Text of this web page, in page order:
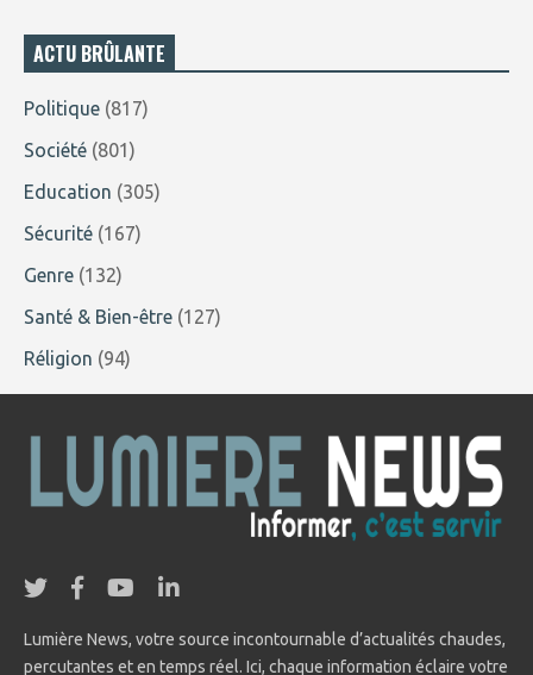
ACTU BRÛLANTE
Politique (817)
Société (801)
Education (305)
Sécurité (167)
Genre (132)
Santé & Bien-être (127)
Réligion (94)
Lumière News, votre source incontournable d’actualités chaudes,
percutantes et en temps réel. Ici, chaque information éclaire votre